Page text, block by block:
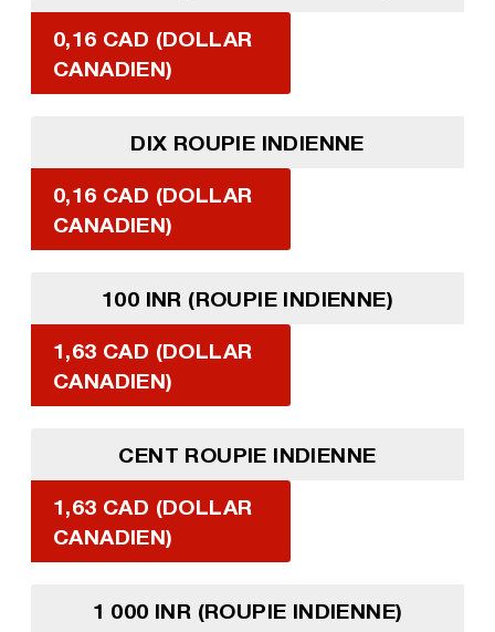
0,16 CAD (DOLLAR
CANADIEN)
DIX ROUPIE INDIENNE
0,16 CAD (DOLLAR
CANADIEN)
100 INR (ROUPIE INDIENNE)
1,63 CAD (DOLLAR
CANADIEN)
CENT ROUPIE INDIENNE
1,63 CAD (DOLLAR
CANADIEN)
1 000 INR (ROUPIE INDIENNE)